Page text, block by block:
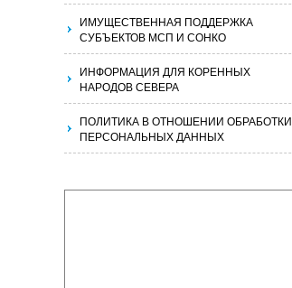
ИМУЩЕСТВЕННАЯ ПОДДЕРЖКА
СУБЪЕКТОВ МСП И СОНКО
ИНФОРМАЦИЯ ДЛЯ КОРЕННЫХ
НАРОДОВ СЕВЕРА
ПОЛИТИКА В ОТНОШЕНИИ ОБРАБОТКИ
ПЕРСОНАЛЬНЫХ ДАННЫХ